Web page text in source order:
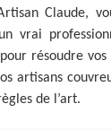
Claude,
vrai
résoudre
artisans
de l’art.